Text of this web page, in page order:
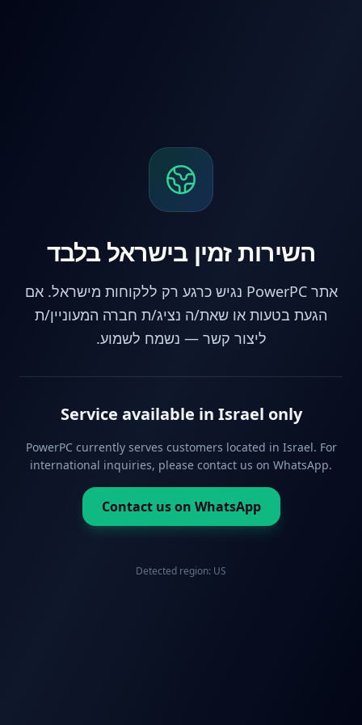
השירות זמין בישראל בלבד
אתר PowerPC נגיש כרגע רק ללקוחות מישראל. אם
הגעת בטעות או שאת/ה נציג/ת חברה המעוניין/ת
ליצור קשר — נשמח לשמוע.
Service available in Israel only
PowerPC currently serves customers located in Israel. For
international inquiries, please contact us on WhatsApp.
Contact us on WhatsApp
Detected region: US